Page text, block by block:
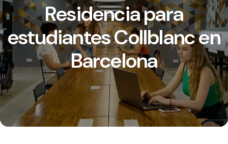
Residencia para
estudiantes Collblanc en
Barcelona